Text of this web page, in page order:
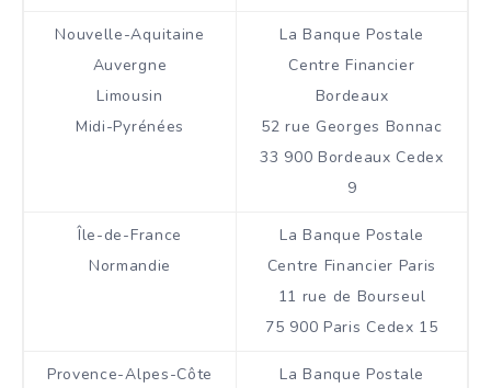
Nouvelle-Aquitaine
Auvergne
Limousin
Midi-Pyrénées
La Banque Postale
Centre Financier
Bordeaux
52 rue Georges Bonnac
33 900 Bordeaux Cedex
9
Île-de-France
Normandie
La Banque Postale
Centre Financier Paris
11 rue de Bourseul
75 900 Paris Cedex 15
Provence-Alpes-Côte
La Banque Postale